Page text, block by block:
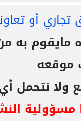
أو
به
موقعه
ولا نتحمل
مسؤولية